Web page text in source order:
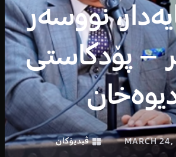
نووسەر
– پۆدکاستی
MARCH ڤیدیۆكان